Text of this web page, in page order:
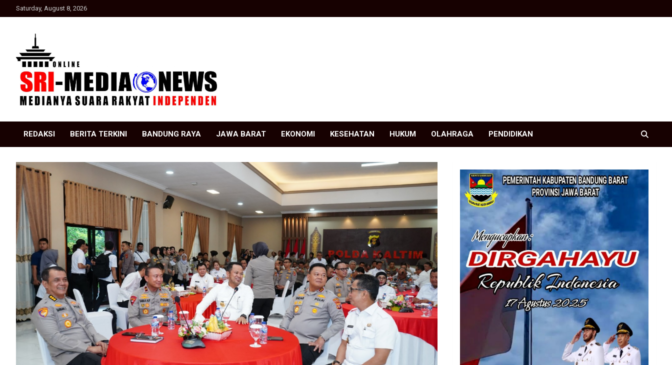
to
Saturday, August 8, 2026
SRI Media news
REDAKSI BERITA TERKINI BANDUNG RAYA JAWA BARAT EKONOMI KESEHATAN HUKUM OLAHRAGA PENDIDIKAN